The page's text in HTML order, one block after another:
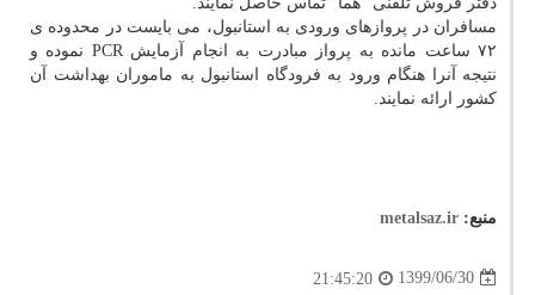
مسافران در پروازهای ورودی به استانبول، می بایست در محدوده ی
۷۲ ساعت مانده به پرواز مبادرت به انجام آزمایش PCR نموده و
نتیجه آنرا هنگام ورود به فرودگاه استانبول به ماموران بهداشت آن
کشور ارائه نمایند.
منبع: metalsaz.ir
1399/06/30
21:45:20